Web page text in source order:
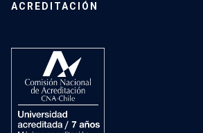
ACREDITACIÓN